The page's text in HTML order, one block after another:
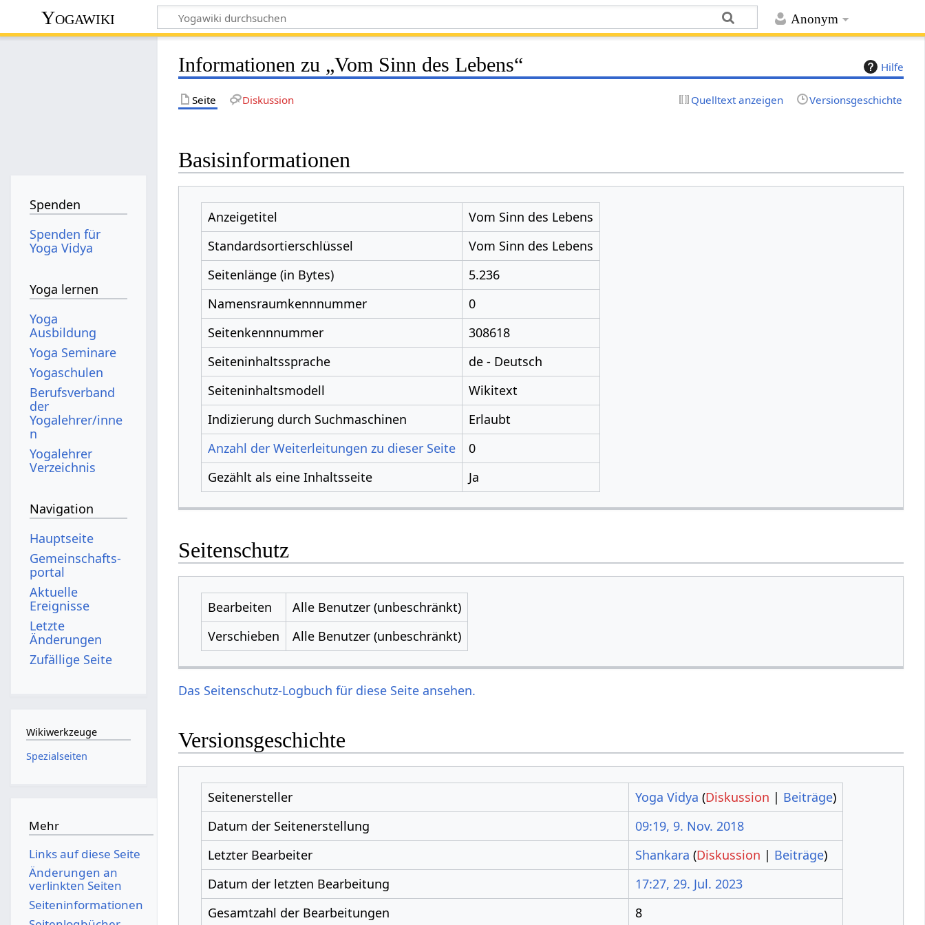
Anonym
Yogawiki
Hilfe
Informationen zu „Vom Sinn des Lebens“
Seite Diskussion Quelltext anzeigen Versionsgeschichte
Basisinformationen
Anzeigetitel
Vom Sinn des Lebens
Standardsortierschlüssel
Vom Sinn des Lebens
Seitenlänge (in Bytes)
5.236
Namensraumkennnummer
0
Seitenkennnummer
308618
Seiteninhaltssprache
de - Deutsch
Seiteninhaltsmodell
Wikitext
Indizierung durch Suchmaschinen
Erlaubt
Anzahl der Weiterleitungen zu dieser Seite
0
Gezählt als eine Inhaltsseite
Ja
Seitenschutz
Bearbeiten
Alle Benutzer (unbeschränkt)
Verschieben
Alle Benutzer (unbeschränkt)
Das Seitenschutz-Logbuch für diese Seite ansehen.
Versionsgeschichte
Seitenersteller Yoga Vidya (Diskussion | Beiträge)
Datum der Seitenerstellung
09:19, 9. Nov. 2018
Letzter Bearbeiter
Shankara (Diskussion | Beiträge)
Datum der letzten Bearbeitung
17:27, 29. Jul. 2023
Gesamtzahl der Bearbeitungen
8
Spenden
Spenden für
Yoga Vidya
Yoga lernen
Yoga
Ausbildung
Yoga Seminare
Yogaschulen
Berufsverband
der
Yogalehrer/inne
n
Yogalehrer
Verzeichnis
Navigation
Hauptseite
Gemeinschafts­
portal
Aktuelle
Ereignisse
Letzte
Änderungen
Zufällige Seite
Wikiwerkzeuge
Spezialseiten
Mehr
Links auf diese Seite
Änderungen an
verlinkten Seiten
Seiten­­informationen